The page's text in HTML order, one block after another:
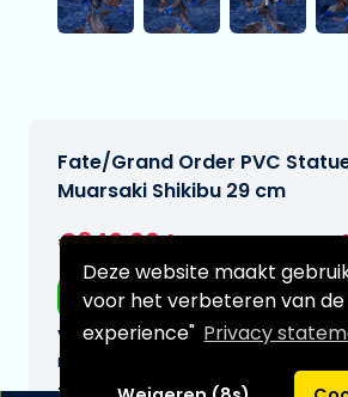
Deze website maakt
voor het verbeteren van de
experience" Privacy
Fate/Grand Order PVC
Muarsaki Shikibu 29 cm
€349,00
Gratis verzending
Verwachtte leverdatum:
n.v.t.